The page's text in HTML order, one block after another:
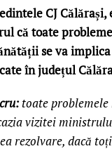
CJ Călărași,
că toate
se va
în județul
toate problemele
vizitei
rezolvare, dacă